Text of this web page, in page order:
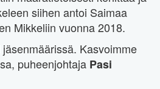
siihen antoi Saimaa
Mikkeliin vuonna 2018.
Kasvoimme
puheenjohtaja Pasi